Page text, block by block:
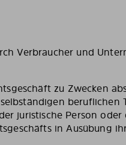
Verbraucher und
zu Zwecken
beruflichen
juristische Person
in Ausübung